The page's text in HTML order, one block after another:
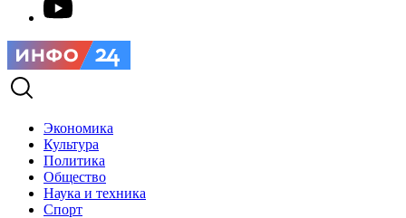
Экономика
Культура
Политика
Общество
Наука и техника
Спорт